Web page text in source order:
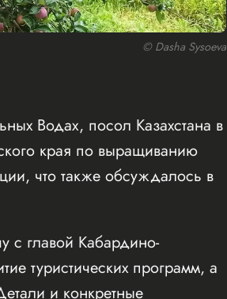
© Dasha Sysoeva
Водах, посол Казахстана в
края по выращиванию
что также обсуждалось в
с главой Кабардино-
туристических программ, а
и конкретные